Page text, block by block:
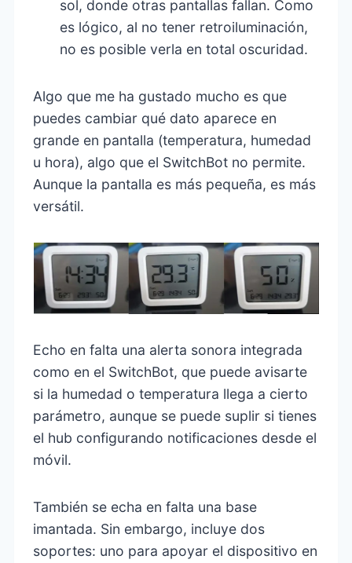
sol, donde otras pantallas fallan. Como
es lógico, al no tener retroiluminación,
no es posible verla en total oscuridad.
Algo que me ha gustado mucho es que
puedes cambiar qué dato aparece en
grande en pantalla (temperatura, humedad
u hora), algo que el SwitchBot no permite.
Aunque la pantalla es más pequeña, es más
versátil.
Echo en falta una alerta sonora integrada
como en el SwitchBot, que puede avisarte
si la humedad o temperatura llega a cierto
parámetro, aunque se puede suplir si tienes
el hub configurando notificaciones desde el
móvil.
También se echa en falta una base
imantada. Sin embargo, incluye dos
soportes: uno para apoyar el dispositivo en